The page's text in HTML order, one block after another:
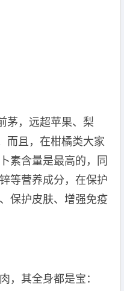
茅，远超苹果、梨
而且，在柑橘类大家
素含量是最高的，同
等营养成分，在保护
保护皮肤、增强免疫
，其全身都是宝：